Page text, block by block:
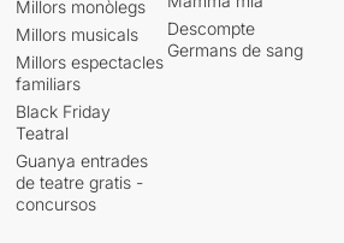
Millors monòlegs
Millors musicals
Millors espectacles
familiars
Black Friday
Teatral
Guanya entrades
de teatre gratis -
concursos
Descompte
Germans de sang